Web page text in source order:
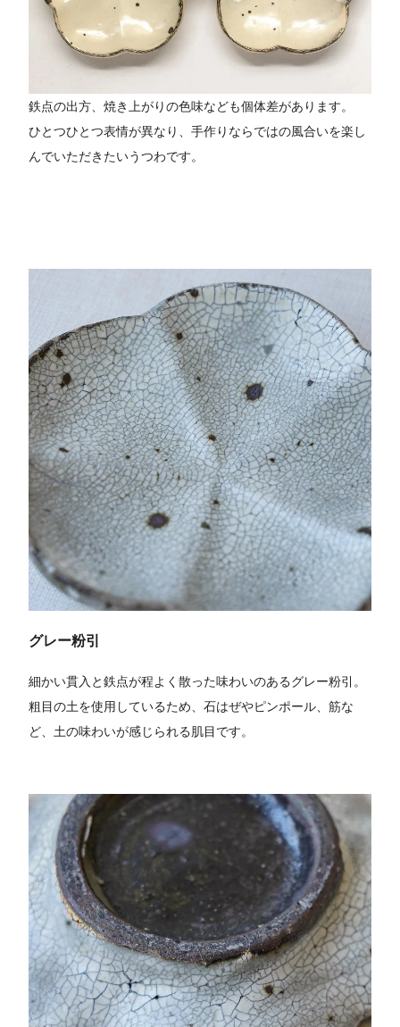
鉄点の出方、焼き上がりの色味なども個体差があります。
ひとつひとつ表情が異なり、手作りならではの風合いを楽し
んでいただきたいうつわです。
グレー粉引
細かい貫入と鉄点が程よく散った味わいのあるグレー粉引。
粗目の土を使用しているため、石はぜやピンポール、筋な
ど、土の味わいが感じられる肌目です。